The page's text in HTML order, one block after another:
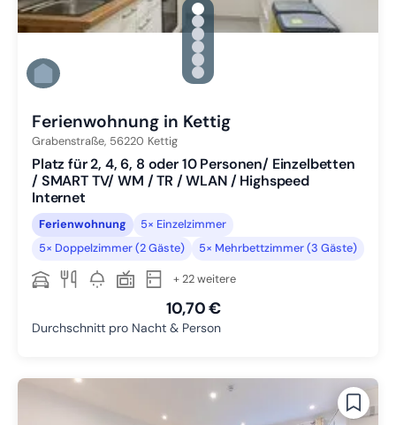
gallery.slide_selector
Zu Slide 1 wechseln
Zu Slide 2 wechseln
Zu Slide 3 wechseln
Zu Slide 4 wechseln
Zu Slide 5 wechseln
Zu Slide 6 wechseln
Ferienwohnung in Kettig
Grabenstraße, 56220 Kettig
Platz für 2, 4, 6, 8 oder 10 Personen/ Einzelbetten
/ SMART TV/ WM / TR / WLAN / Highspeed
Internet
Ferienwohnung
5× Einzelzimmer
5× Doppelzimmer (2 Gäste)
5× Mehrbettzimmer (3 Gäste)
+ 22 weitere
10,70 €
Durchschnitt pro Nacht & Person